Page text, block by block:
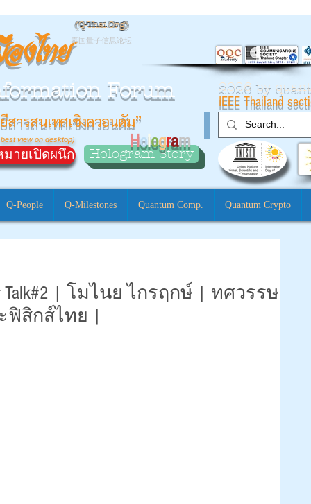
องไทย 泰国量子信息论坛
(Q-Thai.Org)
Forum 2026 by
IEEE Thailand
สารสนเทศเชิงควอนตัม”
view on desktop)
ายเปิดผนึก Hologram Story
Hologram
Q-People Q-Milestones Quantum Comp. Quantum Crypto
Talk#2 | โมไนย ไกรฤกษ์ | ทศวรรษ
ฟิสิกส์ไทย |